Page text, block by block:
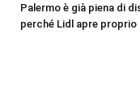
Palermo è già piena di
perché Lidl apre proprio